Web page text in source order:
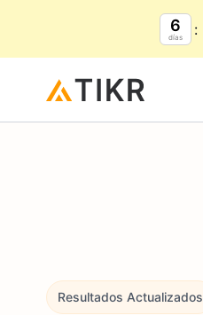
6
días
Resultados Actualizados